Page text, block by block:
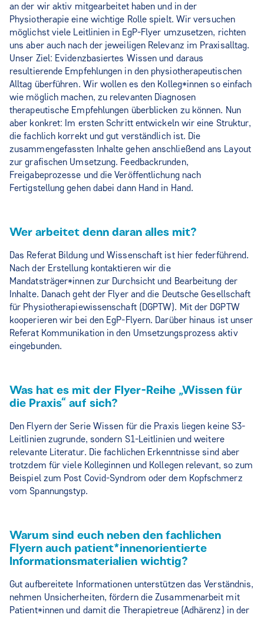
an der wir aktiv mitgearbeitet haben und in der
Physiotherapie eine wichtige Rolle spielt. Wir versuchen
möglichst viele Leitlinien in EgP-Flyer umzusetzen, richten
uns aber auch nach der jeweiligen Relevanz im Praxisalltag.
Unser Ziel: Evidenzbasiertes Wissen und daraus
resultierende Empfehlungen in den physiotherapeutischen
Alltag überführen. Wir wollen es den Kolleg*innen so einfach
wie möglich machen, zu relevanten Diagnosen
therapeutische Empfehlungen überblicken zu können. Nun
aber konkret: Im ersten Schritt entwickeln wir eine Struktur,
die fachlich korrekt und gut verständlich ist. Die
zusammengefassten Inhalte gehen anschließend ans Layout
zur grafischen Umsetzung. Feedbackrunden,
Freigabeprozesse und die Veröffentlichung nach
Fertigstellung gehen dabei dann Hand in Hand.
Wer arbeitet denn daran alles mit?
Das Referat Bildung und Wissenschaft ist hier federführend.
Nach der Erstellung kontaktieren wir die
Mandatsträger*innen zur Durchsicht und Bearbeitung der
Inhalte. Danach geht der Flyer and die Deutsche Gesellschaft
für Physiotherapiewissenschaft (DGPTW). Mit der DGPTW
kooperieren wir bei den EgP-Flyern. Darüber hinaus ist unser
Referat Kommunikation in den Umsetzungsprozess aktiv
eingebunden.
Was hat es mit der Flyer-Reihe „Wissen für
die Praxis“ auf sich?
Den Flyern der Serie Wissen für die Praxis liegen keine S3-
Leitlinien zugrunde, sondern S1-Leitlinien und weitere
relevante Literatur. Die fachlichen Erkenntnisse sind aber
trotzdem für viele Kolleginnen und Kollegen relevant, so zum
Beispiel zum Post Covid-Syndrom oder dem Kopfschmerz
vom Spannungstyp.
Warum sind euch neben den fachlichen
Flyern auch patient*innenorientierte
Informationsmaterialien wichtig?
Gut aufbereitete Informationen unterstützen das Verständnis,
nehmen Unsicherheiten, fördern die Zusammenarbeit mit
Patient*innen und damit die Therapietreue (Adhärenz) in der